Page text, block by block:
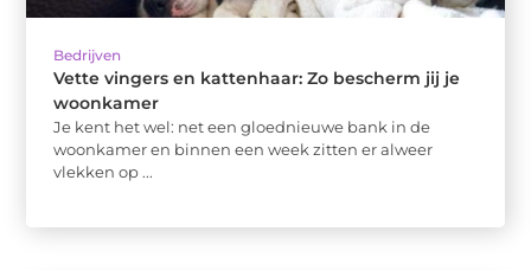
Bedrijven
Vette vingers en kattenhaar: Zo bescherm jij je
woonkamer
Je kent het wel: net een gloednieuwe bank in de
woonkamer en binnen een week zitten er alweer
vlekken op ...